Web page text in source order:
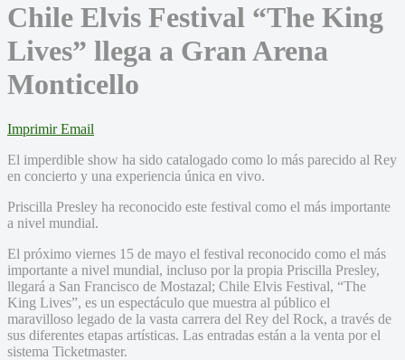
Chile Elvis Festival “The King
Lives” llega a Gran Arena
Monticello
Imprimir Email
El imperdible show ha sido catalogado como lo más parecido al Rey
en concierto y una experiencia única en vivo.
Priscilla Presley ha reconocido este festival como el más importante
a nivel mundial.
El próximo viernes 15 de mayo el festival reconocido como el más
importante a nivel mundial, incluso por la propia Priscilla Presley,
llegará a San Francisco de Mostazal; Chile Elvis Festival, “The
King Lives”, es un espectáculo que muestra al público el
maravilloso legado de la vasta carrera del Rey del Rock, a través de
sus diferentes etapas artísticas. Las entradas están a la venta por el
sistema Ticketmaster.